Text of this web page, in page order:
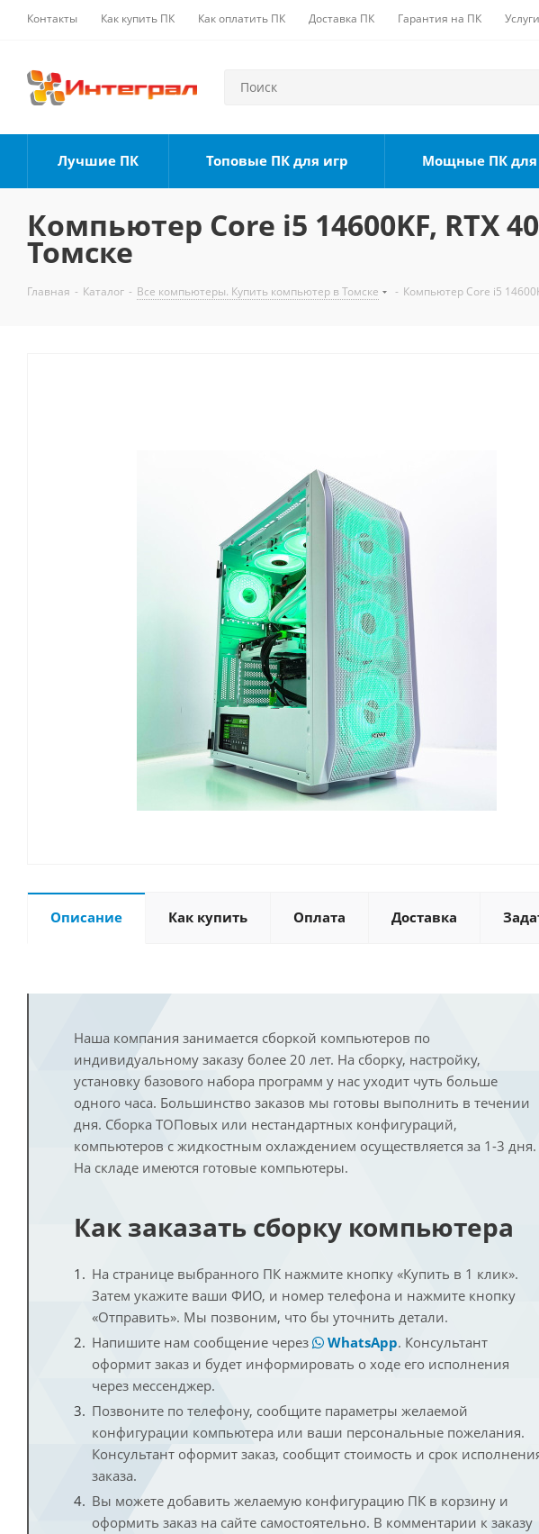
Контакты Как купить ПК Как оплатить ПК Доставка ПК Гарантия на ПК Услуги
Лучшие ПК Топовые ПК для игр Мощные ПК для
Компьютер Core i5 14600KF, RTX
Томске
Главная - Каталог - Все компьютеры. Купить компьютер в Томске - Компьютер Core i5
Описание Как купить Оплата Доставка
Наша компания занимается сборкой компьютеров по
индивидуальному заказу более 20 лет. На сборку, настройку,
установку базового набора программ у нас уходит чуть больше
одного часа. Большинство заказов мы готовы выполнить в течении
дня. Сборка ТОПовых или нестандартных конфигураций,
компьютеров с жидкостным охлаждением осуществляется за 1-3 дня.
На складе имеются готовые компьютеры.
Как заказать сборку компьютера
На странице выбранного ПК нажмите кнопку «Купить в 1 клик».
Затем укажите ваши ФИО, и номер телефона и нажмите кнопку
«Отправить». Мы позвоним, что бы уточнить детали.
Напишите нам сообщение через
WhatsApp. Консультант
оформит заказ и будет информировать о ходе его исполнения
через мессенджер.
Позвоните по телефону, сообщите параметры желаемой
конфигурации компьютера или ваши персональные пожелания.
Консультант оформит заказ, сообщит стоимость и срок
заказа.
Вы можете добавить желаемую конфигурацию ПК в корзину и
оформить заказ на сайте самостоятельно. В комментарии к заказу